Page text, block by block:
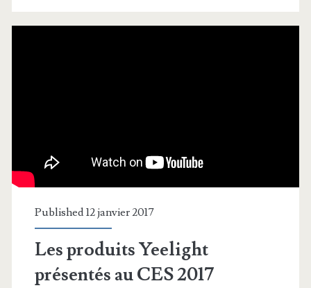
Published 12 janvier 2017
Les produits Yeelight
présentés au CES 2017